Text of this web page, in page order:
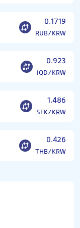
0.1719
RUB/KRW
0.923
IQD/KRW
1.486
SEK/KRW
0.426
THB/KRW